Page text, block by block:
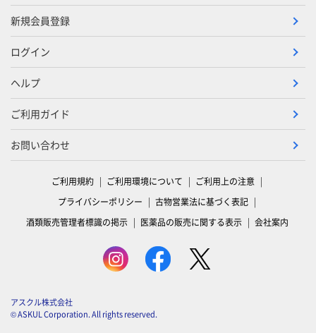
新規会員登録
ログイン
ヘルプ
ご利用ガイド
お問い合わせ
ご利用規約 ご利用環境について
ご利用上の注意
プライバシーポリシー
古物営業法に基づく表記
酒類販売管理者標識の掲示
医薬品の販売に関する表示 会社案内
アスクル株式会社
© ASKUL Corporation. All rights reserved.